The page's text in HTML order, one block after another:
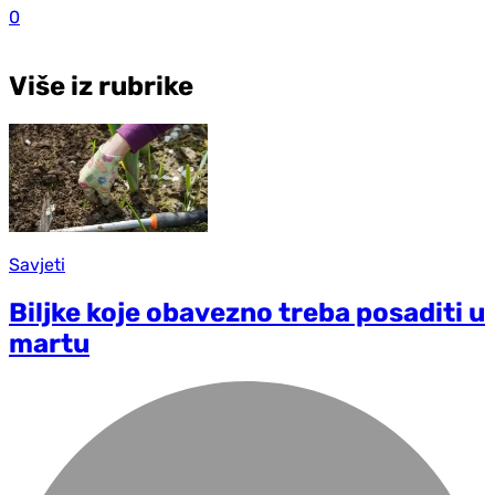
0
Više iz rubrike
Savjeti
Biljke koje obavezno treba posaditi u
martu